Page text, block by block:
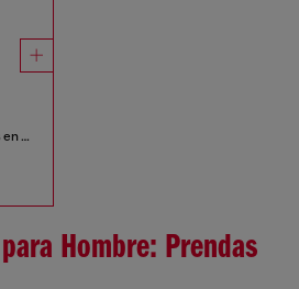
Jersey con cuello de botones en punto hervido arrugado
Hombre: Prendas